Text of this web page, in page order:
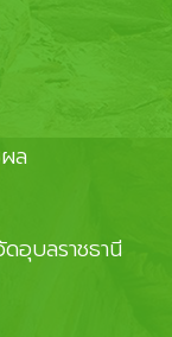
ล
อุบลราชธานี